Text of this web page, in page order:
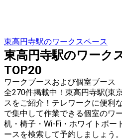
東高円寺駅のワークスペース
東高円寺駅のワーク
TOP20
ワークブースおよび個室ブース
全270件掲載中！東高円寺駅(東
スをご紹介！テレワークに便利
で集中して作業できる個室のワ
机・椅子・Wi-Fi・ホワイトボー
ースを検索して予約しましょう。